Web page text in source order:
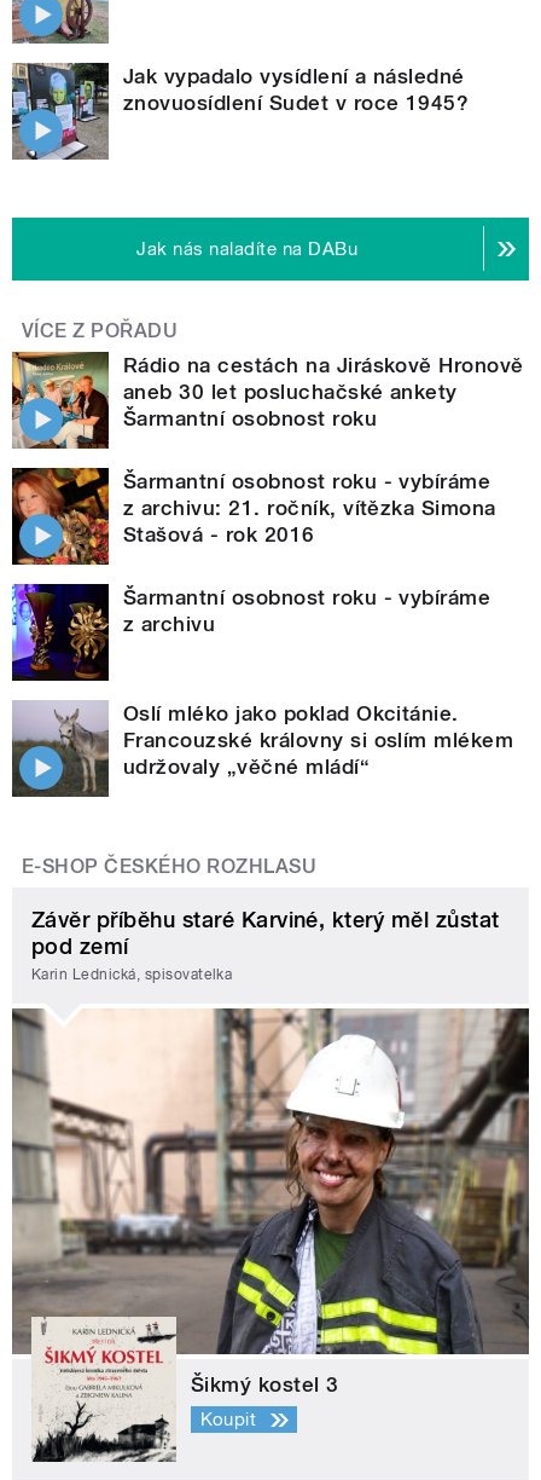
Jak vypadalo vysídlení a následné
znovuosídlení Sudet v roce 1945?
Jak nás naladíte na DABu
VÍCE Z POŘADU
Rádio na cestách na Jiráskově Hronově
aneb 30 let posluchačské ankety
Šarmantní osobnost roku
Šarmantní osobnost roku - vybíráme
z archivu: 21. ročník, vítězka Simona
Stašová - rok 2016
Šarmantní osobnost roku - vybíráme
z archivu
Oslí mléko jako poklad Okcitánie.
Francouzské královny si oslím mlékem
udržovaly „věčné mládí“
E-SHOP ČESKÉHO ROZHLASU
Závěr příběhu staré Karviné, který měl zůstat
pod zemí
Karin Lednická, spisovatelka
Šikmý kostel 3
Koupit